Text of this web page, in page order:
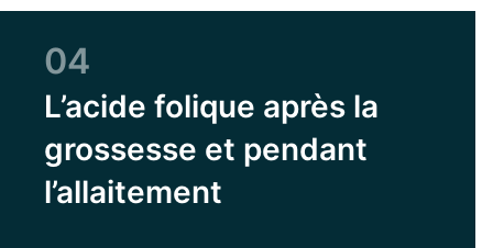
04
L’acide folique après la
grossesse et pendant
l’allaitement